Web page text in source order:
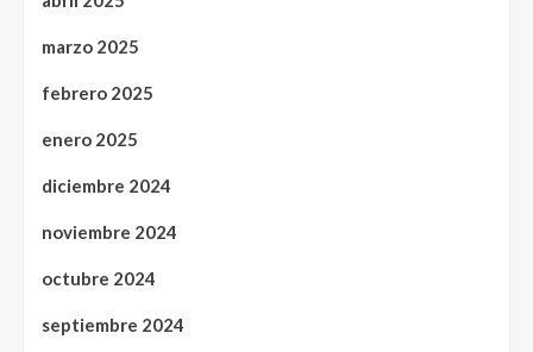
marzo 2025
febrero 2025
enero 2025
diciembre 2024
noviembre 2024
octubre 2024
septiembre 2024